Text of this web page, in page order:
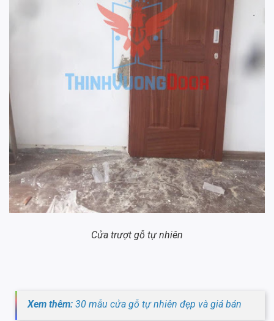
Cửa trượt gỗ tự nhiên
Xem thêm: 30 mẫu cửa gỗ tự nhiên đẹp và giá bán